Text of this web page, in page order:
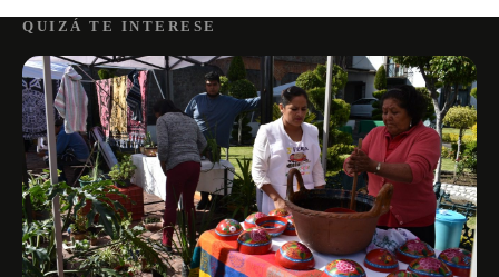
QUIZÁ TE INTERESE